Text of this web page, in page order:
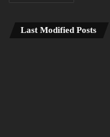
Last Modified Posts